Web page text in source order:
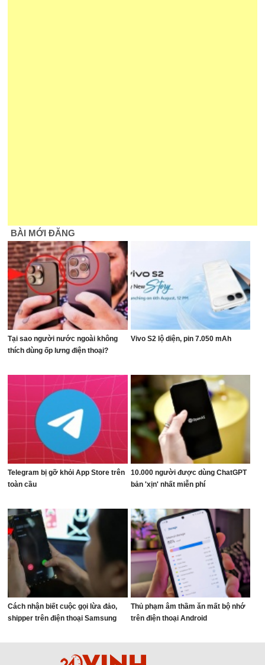
BÀI MỚI ĐĂNG
Tại sao người nước ngoài không
thích dùng ốp lưng điện thoại?
Vivo S2 lộ diện, pin 7.050 mAh
Telegram bị gỡ khỏi App Store trên
toàn cầu
10.000 người được dùng ChatGPT
bản 'xịn' nhất miễn phí
Cách nhận biết cuộc gọi lừa đảo,
shipper trên điện thoại Samsung
Thủ phạm âm thầm ăn mất bộ nhớ
trên điện thoại Android